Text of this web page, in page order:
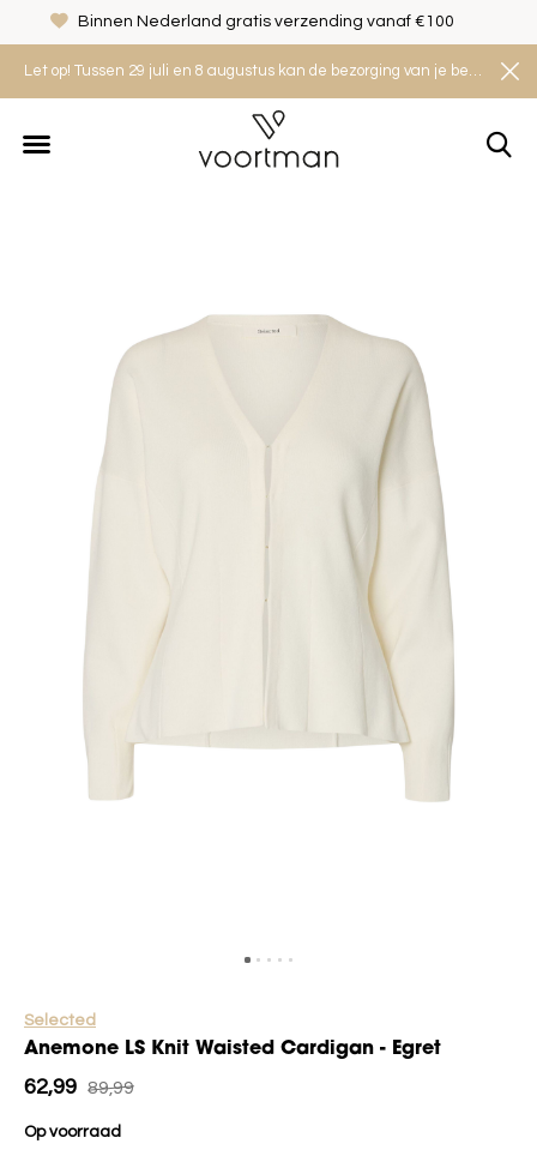
Let op! Tussen 29 juli en 8 augustus kan de bezorging van je bestelling iets langer duren. Houd rekening met een levertijd van 2 tot 4 werkdagen.
Binnen Nederland gratis verzending vanaf €100
Selected
Anemone LS Knit Waisted Cardigan - Egret
62,99 89,99
Op voorraad